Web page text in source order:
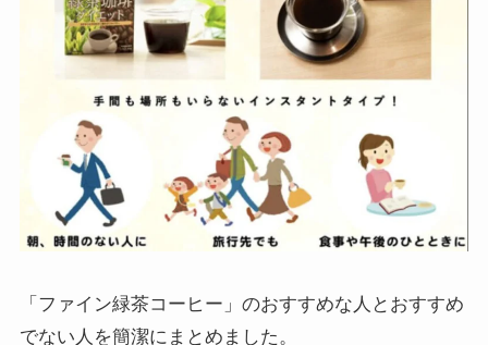
「ファイン緑茶コーヒー」のおすすめな人とおすすめ
でない人を簡潔にまとめました。